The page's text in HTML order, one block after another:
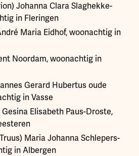
Johanna Clara Slaghekke-
in Fleringen
Maria Eidhof, woonachtig in
Noordam, woonachtig in
Gerard Hubertus oude
in Vasse
Elisabeth Paus-Droste,
Maria Johanna Schlepers-
in Albergen